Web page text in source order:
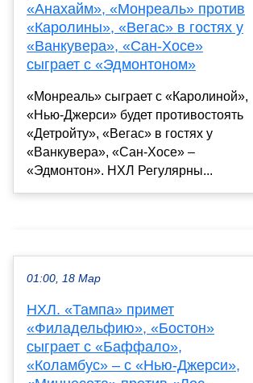
«Анахайм», «Монреаль» против
«Каролины», «Вегас» в гостях у
«Ванкувера», «Сан-Хосе»
сыграет с «Эдмонтоном»
«Монреаль» сыграет с «Каролиной»,
«Нью-Джерси» будет противостоять
«Детройту», «Вегас» в гостях у
«Ванкувера», «Сан-Хосе» –
«Эдмонтон». НХЛ Регулярны...
01:00, 18 Мар
НХЛ. «Тампа» примет
«Филадельфию», «Бостон»
сыграет с «Баффало»,
«Коламбус» – с «Нью-Джерси»,